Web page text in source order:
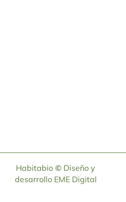
Habitabio © Diseño y
desarrollo EME Digital